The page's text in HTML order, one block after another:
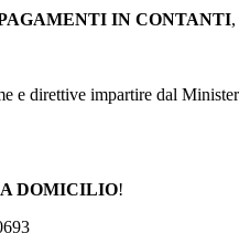
IN CONTANTI
e direttive impartire dal
A DOMICILIO!